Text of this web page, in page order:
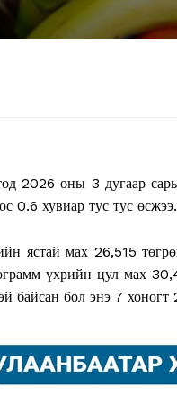
2026 оны 3 дугаар
0.6 хувиар тус тус өсжээ.
ястай мах 26,515
үхрийн цул мах
байсан бол энэ 7